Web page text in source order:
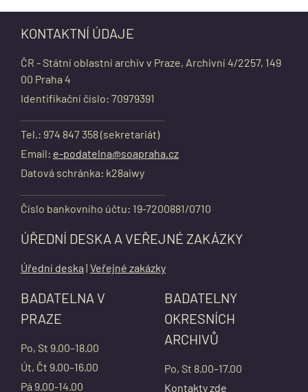
KONTAKTNÍ ÚDAJE
ČR - Státní oblastní archiv v Praze, Archivní 4/2257, 149
00 Praha 4
Identifikační číslo: 70979391
Tel.: 974 847 358 (sekretariát)
Email: e-podatelna@soapraha.cz
Datová schránka: k28aiwy
Číslo bankovního účtu: 19-7200881/0710
ÚŘEDNÍ DESKA A VEŘEJNÉ ZAKÁZKY
Úřední deska | Veřejné zakázky
BADATELNA V
PRAZE
Po, St 9.00–18.00
Út, Čt 9.00–16.00
Pá 9.00-14.00
BADATELNY
OKRESNÍCH
ARCHIVŮ
Po, St 8.00–17.00
Kontakty zde